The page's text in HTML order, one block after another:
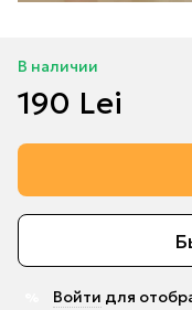
В наличии
190 Lei
Войти для